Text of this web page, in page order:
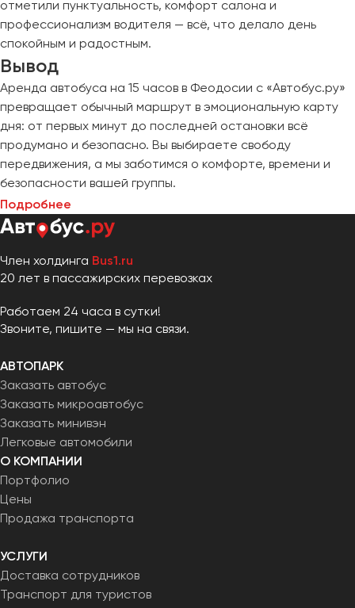
отметили пунктуальность, комфорт салона и
профессионализм водителя — всё, что делало день
спокойным и радостным.
Вывод
Аренда автобуса на 15 часов в Феодосии с «Автобус.ру»
превращает обычный маршрут в эмоциональную карту
дня: от первых минут до последней остановки всё
продумано и безопасно. Вы выбираете свободу
передвижения, а мы заботимся о комфорте, времени и
безопасности вашей группы.
Подробнее
Член холдинга Bus1.ru
20 лет в пассажирских перевозках
Работаем 24 часа в сутки!
Звоните, пишите — мы на связи.
АВТОПАРК
Заказать автобус
Заказать микроавтобус
Заказать минивэн
Легковые автомобили
О КОМПАНИИ
Портфолио
Цены
Продажа транспорта
УСЛУГИ
Доставка сотрудников
Транспорт для туристов